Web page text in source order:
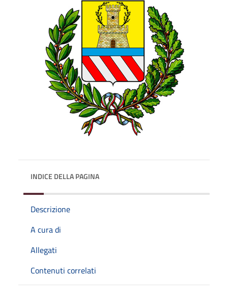
INDICE DELLA PAGINA
Descrizione
A cura di
Allegati
Contenuti correlati